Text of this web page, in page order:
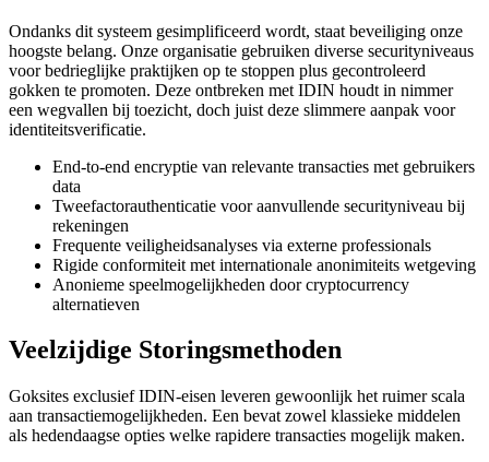
Ondanks dit systeem gesimplificeerd wordt, staat beveiliging onze
hoogste belang. Onze organisatie gebruiken diverse securityniveaus
voor bedrieglijke praktijken op te stoppen plus gecontroleerd
gokken te promoten. Deze ontbreken met IDIN houdt in nimmer
een wegvallen bij toezicht, doch juist deze slimmere aanpak voor
identiteitsverificatie.
End-to-end encryptie van relevante transacties met gebruikers
data
Tweefactorauthenticatie voor aanvullende securityniveau bij
rekeningen
Frequente veiligheidsanalyses via externe professionals
Rigide conformiteit met internationale anonimiteits wetgeving
Anonieme speelmogelijkheden door cryptocurrency
alternatieven
Veelzijdige Storingsmethoden
Goksites exclusief IDIN-eisen leveren gewoonlijk het ruimer scala
aan transactiemogelijkheden. Een bevat zowel klassieke middelen
als hedendaagse opties welke rapidere transacties mogelijk maken.